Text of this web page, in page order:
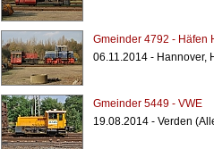
Gmeinder 4792 - Häfen
06.11.2014 - Hannover,
Gmeinder 5449 - VWE
19.08.2014 - Verden